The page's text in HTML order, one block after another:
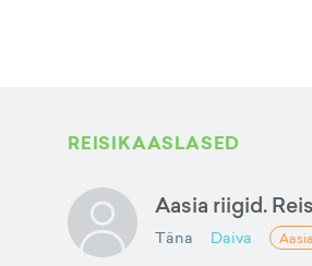
REISIKAASLASED
Aasia riigid.
Täna Daiva Aasia